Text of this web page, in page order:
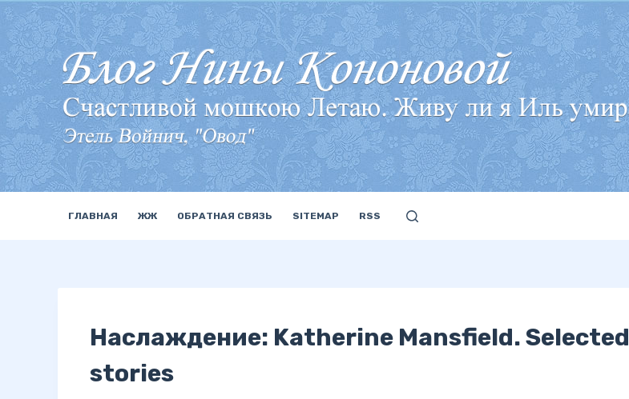
П
е
р
е
й
т
и
к
с
ГЛАВНАЯ ЖЖ ОБРАТНАЯ СВЯЗЬ SITEMAP RSS
Наслаждение: Katherine Mansfield. Selected
stories